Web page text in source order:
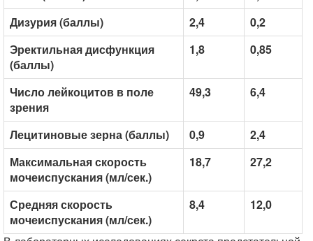
Дизурия (баллы)
2,4
0,2
Эректильная дисфункция
(баллы)
1,8 0,85
Число лейкоцитов в поле
зрения
49,3 6,4
Лецитиновые зерна (баллы) 0,9
2,4
Максимальная скорость
мочеиспускания (мл/сек.)
18,7 27,2
Средняя скорость
мочеиспускания (мл/сек.)
8,4 12,0